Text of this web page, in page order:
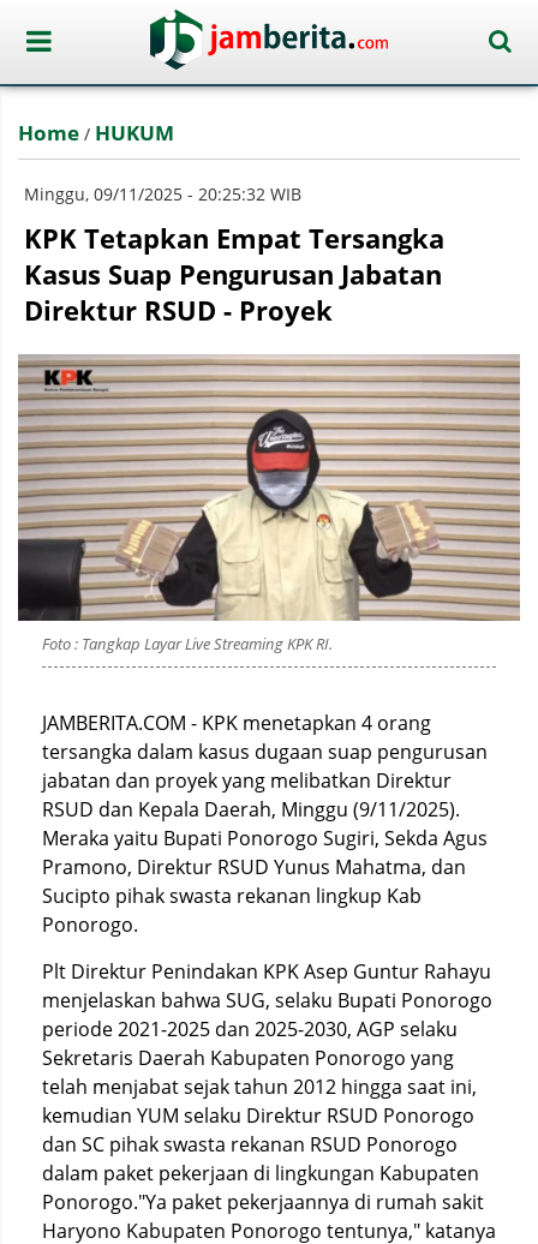
Home / HUKUM
Minggu, 09/11/2025 - 20:25:32 WIB
KPK Tetapkan Empat Tersangka
Kasus Suap Pengurusan Jabatan
Direktur RSUD - Proyek
Foto : Tangkap Layar Live Streaming KPK RI.
JAMBERITA.COM - KPK menetapkan 4 orang
tersangka dalam kasus dugaan suap pengurusan
jabatan dan proyek yang melibatkan Direktur
RSUD dan Kepala Daerah, Minggu (9/11/2025).
Meraka yaitu Bupati Ponorogo Sugiri, Sekda Agus
Pramono, Direktur RSUD Yunus Mahatma, dan
Sucipto pihak swasta rekanan lingkup Kab
Ponorogo.
Plt Direktur Penindakan KPK Asep Guntur Rahayu
menjelaskan bahwa SUG, selaku Bupati Ponorogo
periode 2021-2025 dan 2025-2030, AGP selaku
Sekretaris Daerah Kabupaten Ponorogo yang
telah menjabat sejak tahun 2012 hingga saat ini,
kemudian YUM selaku Direktur RSUD Ponorogo
dan SC pihak swasta rekanan RSUD Ponorogo
dalam paket pekerjaan di lingkungan Kabupaten
Ponorogo."Ya paket pekerjaannya di rumah sakit
Haryono Kabupaten Ponorogo tentunya," katanya